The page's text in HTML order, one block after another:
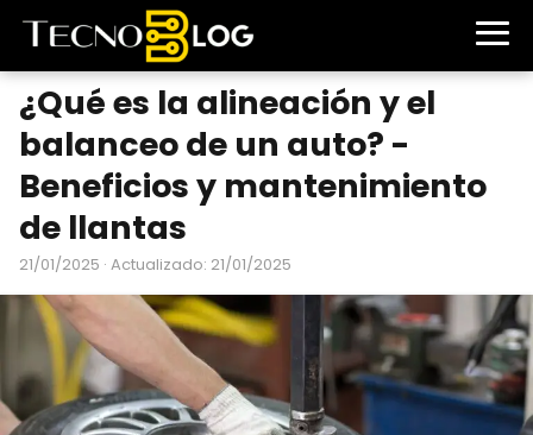
¿Qué es la alineación y el
balanceo de un auto? -
Beneficios y mantenimiento
de llantas
21/01/2025 · Actualizado: 21/01/2025